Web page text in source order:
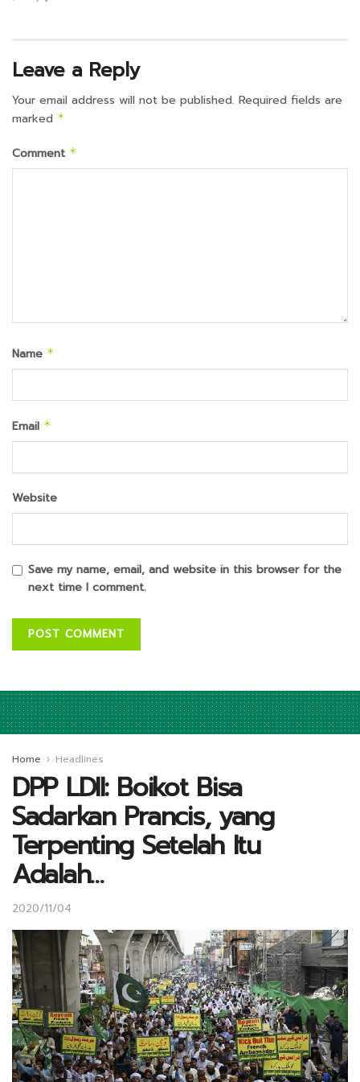
Leave a Reply
Your email address will not be published. Required fields are
marked *
Comment *
Name *
Email *
Website
Save my name, email, and website in this browser for the
next time I comment.
Home Headlines
DPP LDII: Boikot Bisa
Sadarkan Prancis, yang
Terpenting Setelah Itu
Adalah…
2020/11/04